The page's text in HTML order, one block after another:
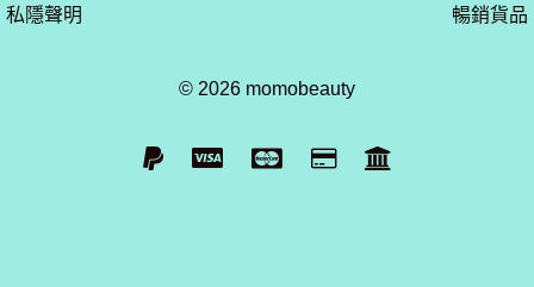
私隱聲明
暢銷貨品
© 2026 momobeauty